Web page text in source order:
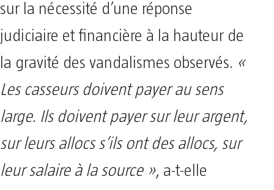
sur la nécessité d’une réponse
judiciaire et financière à la hauteur de
la gravité des vandalismes observés. «
Les casseurs doivent payer au sens
large. Ils doivent payer sur leur argent,
sur leurs allocs s’ils ont des allocs, sur
leur salaire à la source », a-t-elle